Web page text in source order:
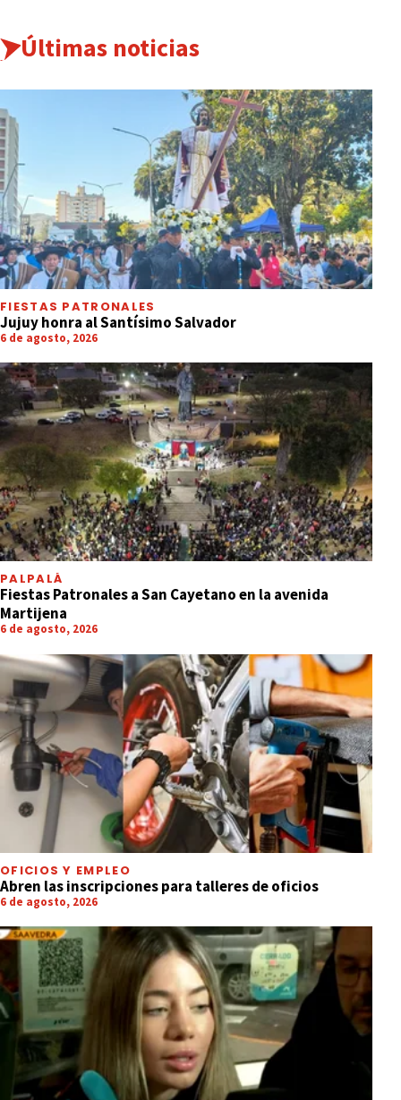
Últimas noticias
FIESTAS PATRONALES
Jujuy honra al Santísimo Salvador
6 de agosto, 2026
PALPALÁ
Fiestas Patronales a San Cayetano en la avenida
Martijena
6 de agosto, 2026
OFICIOS Y EMPLEO
Abren las inscripciones para talleres de oficios
6 de agosto, 2026